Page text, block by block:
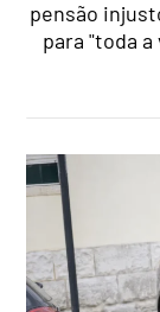
pensão
para "toda